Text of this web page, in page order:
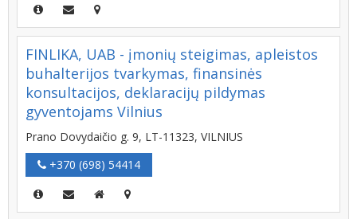
FINLIKA, UAB - įmonių steigimas, apleistos
buhalterijos tvarkymas, finansinės
konsultacijos, deklaracijų pildymas
gyventojams Vilnius
Prano Dovydaičio g. 9, LT-11323, VILNIUS
+370 (698) 54414